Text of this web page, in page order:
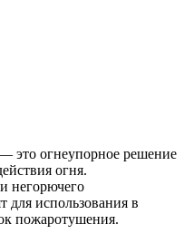
это огнеупорное решение
огня.
негорючего
для использования в
пожаротушения.